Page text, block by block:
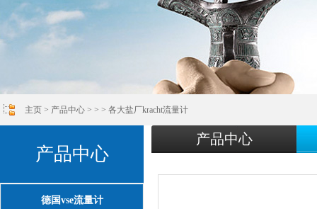
主页 > 产品中心 > > > 各大盐厂kracht流量计
产品中心
德国vse流量计
产品中心